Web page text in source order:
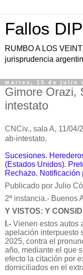
Fallos
RUMBO A LOS
jurisprudencia
martes, 15 de julio
Gimore Orazi,
intestato
CNCiv., sala A, 11/04/
ab-intestato.
Sucesiones.
(Estados Unidos).
Rechazo. Notificación
Publicado por Julio
2ª instancia.- Buenos
Y VISTOS: Y
I.- Vienen estos autos
apelación interpuesto
2025, contra el
año, mediante el que
efecto la citación por
domiciliados en el